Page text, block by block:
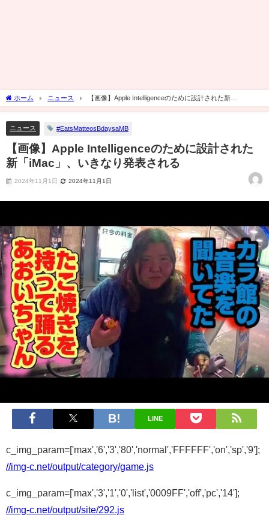
ホーム ニュース
【画像】Apple Intelligenceのために設計された新
「iMac」、いきなり発表される
ニュース #EatsMatteosBdaysaMB
【画像】Apple Intelligenceのために設計された
新「iMac」、いきなり発表される
2024年11月1日 2024年11月1日
LINE
c_img_param=['max','6','3','80','normal','FFFFFF','on','sp','9'];
//img-c.net/output/category/game.js
c_img_param=['max','3','1','0','list','0009FF','off','pc','14'];
//img-c.net/output/site/292.js